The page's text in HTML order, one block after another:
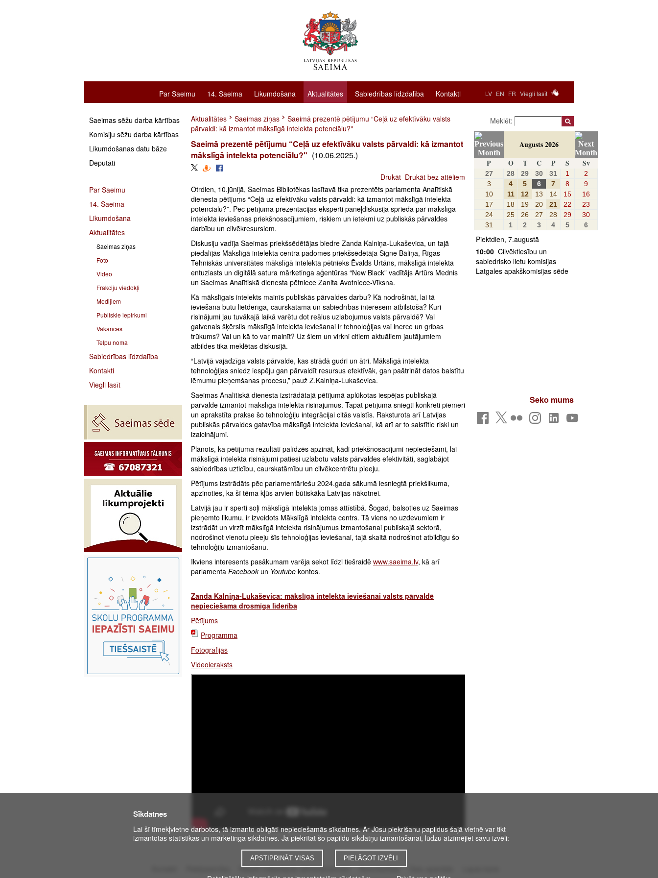
Sīkdatnes
Lai šī tīmekļvietne darbotos, tā izmanto obligāti nepieciešamās sīkdatnes. Ar Jūsu piekrišanu papildus šajā vietnē var tikt
izmantotas statistikas un mārketinga sīkdatnes. Ja piekrītat šo papildu sīkdatņu izmantošanai, lūdzu atzīmējiet savu izvēli:
APSTIPRINĀT VISAS PIELĀGOT IZVĒLI
LV EN FR Viegli lasīt
Par Saeimu 14. Saeima Likumdošana Aktualitātes Sabiedrības līdzdalība Kontakti
Saeimas sēžu darba kārtības
Komisiju sēžu darba kārtības
Likumdošanas datu bāze
Deputāti
Par Saeimu
14. Saeima
Likumdošana
Aktualitātes
Saeimas ziņas
Foto
Video
Frakciju viedokļi
Medijiem
Publiskie iepirkumi
Vakances
Telpu noma
Sabiedrības līdzdalība
Kontakti
Viegli lasīt
Aktualitātes Saeimas ziņas
Saeimā prezentē pētījumu “Ceļā uz efektīvāku valsts
pārvaldi: kā izmantot mākslīgā intelekta potenciālu?"
Saeimā prezentē pētījumu “Ceļā uz efektīvāku valsts pārvaldi: kā izmantot
mākslīgā intelekta potenciālu?" (10.06.2025.)
Drukāt Drukāt bez attēliem
Otrdien, 10.jūnijā, Saeimas Bibliotēkas lasītavā tika prezentēts parlamenta Analītiskā
dienesta pētījums “Ceļā uz efektīvāku valsts pārvaldi: kā izmantot mākslīgā intelekta
potenciālu?”. Pēc pētījuma prezentācijas eksperti paneļdiskusijā sprieda par mākslīgā
intelekta ieviešanas priekšnosacījumiem, riskiem un ietekmi uz publiskās pārvaldes
darbību un cilvēkresursiem.
Diskusiju vadīja Saeimas priekšsēdētājas biedre Zanda Kalniņa-Lukaševica, un tajā
piedalījās Mākslīgā intelekta centra padomes priekšsēdētāja Signe Bāliņa, Rīgas
Tehniskās universitātes mākslīgā intelekta pētnieks Ēvalds Urtāns, mākslīgā intelekta
entuziasts un digitālā satura mārketinga aģentūras “New Black” vadītājs Artūrs Mednis
un Saeimas Analītiskā dienesta pētniece Zanita Avotniece-Vīksna.
Kā mākslīgais intelekts mainīs publiskās pārvaldes darbu? Kā nodrošināt, lai tā
ieviešana būtu lietderīga, caurskatāma un sabiedrības interesēm atbilstoša? Kuri
risinājumi jau tuvākajā laikā varētu dot reālus uzlabojumus valsts pārvaldē? Vai
galvenais šķērslis mākslīgā intelekta ieviešanai ir tehnoloģijas vai inerce un gribas
trūkums? Vai un kā to var mainīt? Uz šiem un virkni citiem aktuāliem jautājumiem
atbildes tika meklētas diskusijā.
“Latvijā vajadzīga valsts pārvalde, kas strādā gudri un ātri. Mākslīgā intelekta
tehnoloģijas sniedz iespēju gan pārvaldīt resursus efektīvāk, gan paātrināt datos balstītu
lēmumu pieņemšanas procesu,” pauž Z.Kalniņa-Lukaševica.
Saeimas Analītiskā dienesta izstrādātajā pētījumā aplūkotas iespējas publiskajā
pārvaldē izmantot mākslīgā intelekta risinājumus. Tāpat pētījumā sniegti konkrēti piemēri
un aprakstīta prakse šo tehnoloģiju integrācijai citās valstīs. Raksturota arī Latvijas
publiskās pārvaldes gatavība mākslīgā intelekta ieviešanai, kā arī ar to saistītie riski un
izaicinājumi.
Plānots, ka pētījuma rezultāti palīdzēs apzināt, kādi priekšnosacījumi nepieciešami, lai
mākslīgā intelekta risinājumi patiesi uzlabotu valsts pārvaldes efektivitāti, saglabājot
sabiedrības uzticību, caurskatāmību un cilvēkcentrētu pieeju.
Pētījums izstrādāts pēc parlamentāriešu 2024.gada sākumā iesniegtā priekšlikuma,
apzinoties, ka šī tēma kļūs arvien būtiskāka Latvijas nākotnei.
Latvijā jau ir sperti soļi mākslīgā intelekta jomas attīstībā. Šogad, balsoties uz Saeimas
pieņemto likumu, ir izveidots Mākslīgā intelekta centrs. Tā viens no uzdevumiem ir
izstrādāt un virzīt mākslīgā intelekta risinājumus izmantošanai publiskajā sektorā,
nodrošinot vienotu pieeju šīs tehnoloģijas ieviešanai, tajā skaitā nodrošinot atbildīgu šo
tehnoloģiju izmantošanu.
Ikviens interesents pasākumam varēja sekot līdzi tiešraidē www.saeima.lv, kā arī
parlamenta Facebookun Youtube kontos.
Zanda Kalniņa-Lukaševica: mākslīgā intelekta ieviešanai valsts pārvaldē
nepieciešama drosmīga līderība
Pētījums
Programma
Fotogrāfijas
Videoieraksts
Meklēt:
Augusts 2026
P
O T C P S Sv
27 28 29 30 31 1
2
3
4 5 6 7 8
9
10
11 12 13 14 15
16
17
18 19 20 21 22
23
24
25 26 27 28 29
30
31
1 2 3 4 5 6
Piektdien, 7.augustā
10:00 Cilvēktiesību un
sabiedrisko lietu komisijas
Latgales apakškomisijas sēde
Seko mums
Rakstīt mājaslapas administratoram Autortiesības